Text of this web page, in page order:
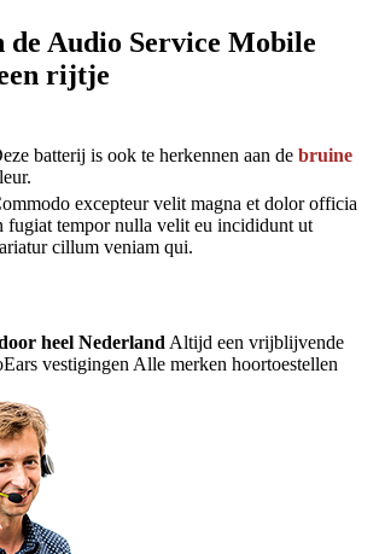
de Audio Service Mobile
rijtje
batterij is ook te herkennen aan de bruine
excepteur velit magna et dolor officia
fugiat tempor nulla velit eu incididunt ut
cillum veniam qui.
heel NederlandAltijd een vrijblijvende
vestigingenAlle merken hoortoestellen